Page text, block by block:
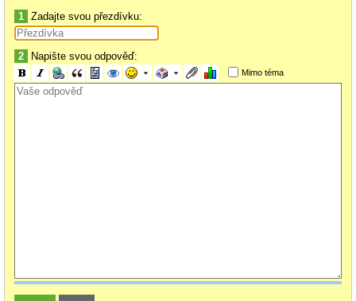
1 Zadajte svou přezdívku:
2 Napište svou odpověď:
Mimo téma